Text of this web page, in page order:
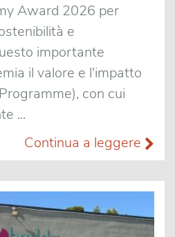
Award 2026 per
e
importante
il valore e l'impatto
con cui
...
Continua a leggere